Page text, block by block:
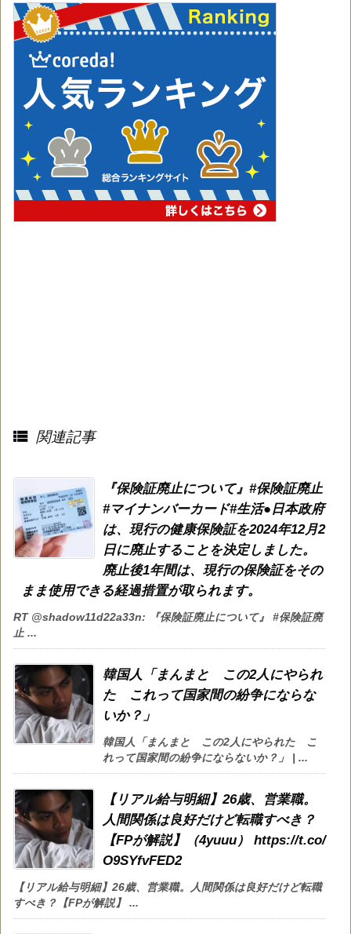
 関連記事
『保険証廃止について』#保険証廃止
#マイナンバーカード#生活●日本政府
は、現行の健康保険証を2024年12月2
日に廃止することを決定しました。
廃止後1年間は、現行の保険証をその
まま使用できる経過措置が取られます。
RT @shadow11d22a33n: 『保険証廃止について』 #保険証廃
止 ...
韓国人「まんまと この2人にやられ
た これって国家間の紛争にならな
いか？」
韓国人「まんまと この2人にやられた こ
れって国家間の紛争にならないか？」 | ...
【リアル給与明細】26歳、営業職。
人間関係は良好だけど転職すべき？
【FPが解説】（4yuuu） https://t.co/
O9SYfvFED2
【リアル給与明細】26歳、営業職。人間関係は良好だけど転職
すべき？【FPが解説】 ...